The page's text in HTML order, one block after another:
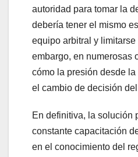
autoridad para tomar la
debería tener el mismo
equipo arbitral y
embargo, en numerosas
cómo la presión desde
el cambio de decisión
En definitiva, la solución
constante capacitación
en el conocimiento del